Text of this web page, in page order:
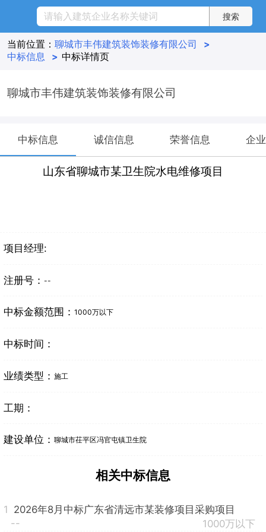
当前位置： 聊城市丰伟建筑装饰装修有限公司
>
中标信息
> 中标详情页
聊城市丰伟建筑装饰装修有限公司
中标信息 诚信信息 荣誉信息 企
山东省聊城市某卫生院水电维修项目
项目经理:
注册号： --
中标金额范围： 1000万以下
中标时间：
业绩类型： 施工
工期：
建设单位： 聊城市茌平区冯官屯镇卫生院
相关中标信息
1 2026年8月中标广东省清远市某装修项目采购项目
--
1000万以下